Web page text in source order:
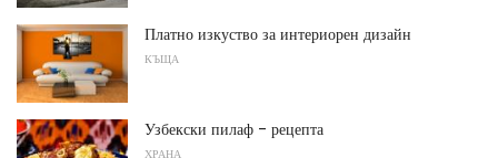
Платно изкуство за интериорен дизайн
КЪЩА
Узбекски пилаф - рецепта
ХРАНА